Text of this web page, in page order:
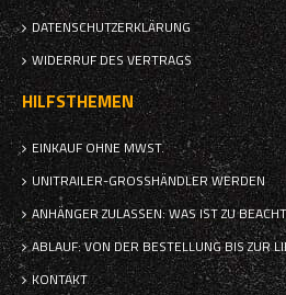
DATENSCHUTZERKLÄRUNG
WIDERRUF DES VERTRAGS
HILFSTHEMEN
EINKAUF OHNE MWST.
UNITRAILER-GROSSHÄNDLER WERDEN
ANHÄNGER ZULASSEN: WAS IST ZU
ABLAUF: VON DER BESTELLUNG BIS ZUR
KONTAKT